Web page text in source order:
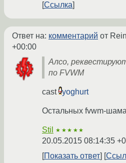
Ссылка
Ответ на: комментарий от
+00:00
Алсо,
по FVWM
cast yoghurt
Остальных fvwm-
Stil ★★★★★
20.05.2015 08:14:35
Показать ответ